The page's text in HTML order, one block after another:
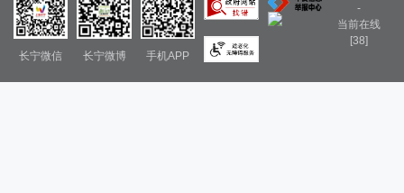
长宁微信 长宁微博 手机APP
-
当前在线
[38]